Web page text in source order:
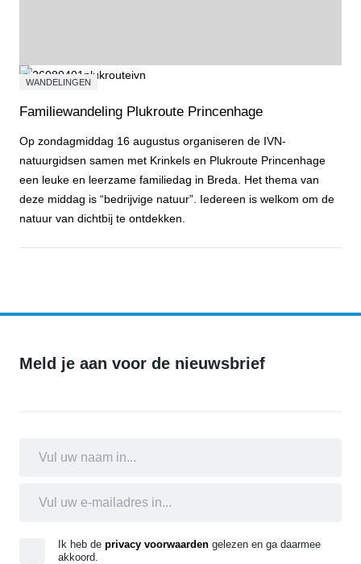
WANDELINGEN
Familiewandeling Plukroute Princenhage
Op zondagmiddag 16 augustus organiseren de IVN-
natuurgidsen samen met Krinkels en Plukroute Princenhage
een leuke en leerzame familiedag in Breda. Het thema van
deze middag is “bedrijvige natuur”. Iedereen is welkom om de
natuur van dichtbij te ontdekken.
Meld je aan voor de nieuwsbrief
Ik heb de privacy voorwaarden gelezen en ga daarmee
akkoord.